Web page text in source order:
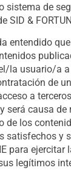
sistema de
SID &
entendido
la usuario/a
de
a
será causa de
de los
satisfechos y
para
legítimos